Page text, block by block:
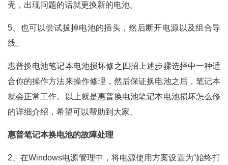
壳，出现问题的话就更换新的电池。
5、也可以尝试拔掉电池的插头，然后断开电源以及组合导
线。
惠普换电池笔记本电池损坏修之四招上述步骤选择中一种适
合你的操作方法来操作修理，然后保证换电池之后，笔记本
就会正常工作。以上就是惠普换电池笔记本电池损坏怎么修
的详细介绍，希望可以帮助到大家。
惠普笔记本换电池的故障处理
2、在Windows电源管理中，将电源使用方案设置为“始终打